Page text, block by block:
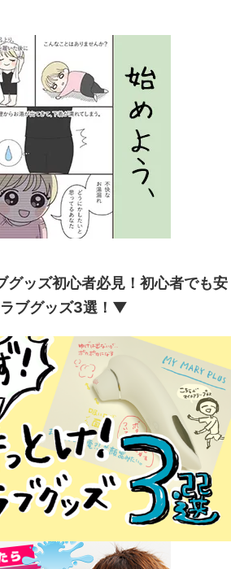
ッズ初心者必見！初心者でも安
ブグッズ3選！▼